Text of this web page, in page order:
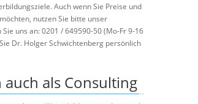
Auch wenn Sie Preise und
nutzen Sie bitte unser
uns an: 0201 / 649590-50 (Mo-Fr 9-16
Dr. Holger Schwichtenberg persönlich
auch als Consulting